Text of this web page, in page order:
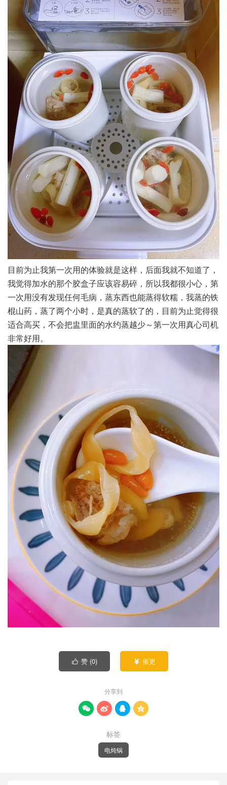
目前为止我第一次用的体验就是这样，后面我就不知道了，
我觉得加水的那个胶盒子应该容易碎，所以我都很小心，第
一次用没有发现任何毛病，蒸东西也能蒸得软糯，我蒸的铁
棍山药，蒸了两个小时，是真的蒸软了的，目前为止觉得很
适合高买，不会把盅里面的水约蒸越少～第一次用真心司机
非常好用。
 赞 (0)  催更
分享到
   
标签
电炖锅